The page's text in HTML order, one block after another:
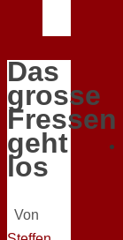
Das
grosse
Fressen
geht
los
Von